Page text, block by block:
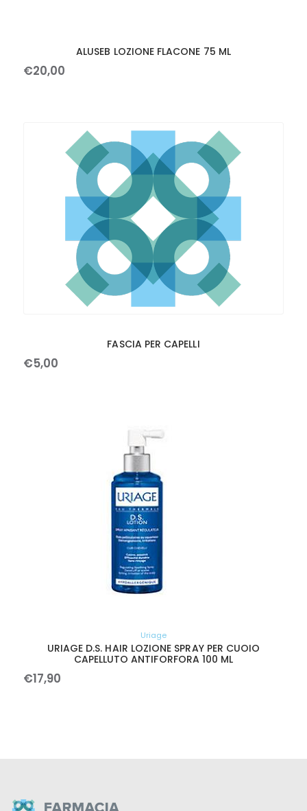
ALUSEB LOZIONE FLACONE 75 ML
€20,00
FASCIA PER CAPELLI
€5,00
Uriage
URIAGE D.S. HAIR LOZIONE SPRAY PER CUOIO
CAPELLUTO ANTIFORFORA 100 ML
€17,90